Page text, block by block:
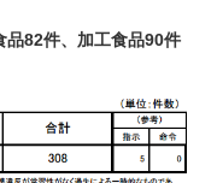
品82件、加工食品90件